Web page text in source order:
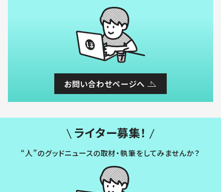
お問い合わせページへ
ライター募集！
“人”のグッドニュースの取材・執筆をしてみませんか？